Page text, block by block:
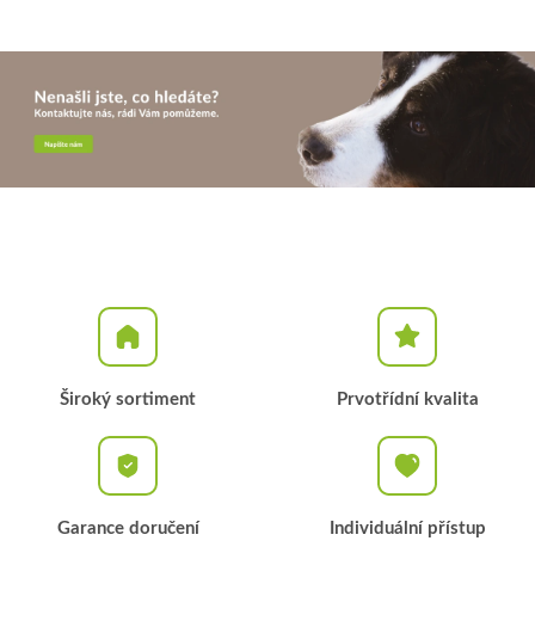
Široký sortiment Prvotřídní kvalita
Garance doručení Individuální přístup